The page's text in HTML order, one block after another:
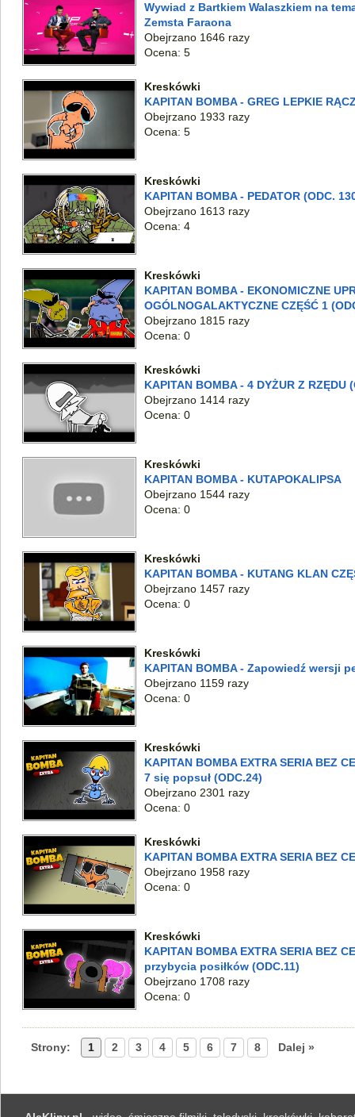
Wywiad z Bartkiem Walaszkiem na
Zemsta Faraona
Obejrzano 1646 razy
Ocena: 5
Kreskówki
KAPITAN BOMBA - GREG LEPKIE
Obejrzano 1933 razy
Ocena: 5
Kreskówki
KAPITAN BOMBA - PEDATOR (ODC.
Obejrzano 1613 razy
Ocena: 4
Kreskówki
KAPITAN BOMBA - EKONOMICZNE
OGÓLNOGALAKTYCZNE CZĘŚĆ 1
Obejrzano 1815 razy
Ocena: 0
Kreskówki
KAPITAN BOMBA - 4 DYŻUR Z RZĘDU
Obejrzano 1414 razy
Ocena: 0
Kreskówki
KAPITAN BOMBA - KUTAPOKALIPSA
Obejrzano 1544 razy
Ocena: 0
Kreskówki
KAPITAN BOMBA - KUTANG KLAN
Obejrzano 1457 razy
Ocena: 0
Kreskówki
KAPITAN BOMBA - Zapowiedź wersji
Obejrzano 1159 razy
Ocena: 0
Kreskówki
KAPITAN BOMBA EXTRA SERIA BEZ
7 się popsuł (ODC.24)
Obejrzano 2301 razy
Ocena: 0
Kreskówki
KAPITAN BOMBA EXTRA SERIA BEZ
Obejrzano 1958 razy
Ocena: 0
Kreskówki
KAPITAN BOMBA EXTRA SERIA BEZ
przybycia posiłków (ODC.11)
Obejrzano 1708 razy
Ocena: 0
Strony: 1 2 3 4 5 6 7 8 Dalej »